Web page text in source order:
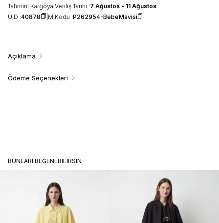
Tahmini Kargoya Veriliş Tarihi :7 Ağustos - 11 Ağustos
UID :40878 M.Kodu :P262954-BebeMavisi
Açıklama
Ödeme Seçenekleri
BUNLARI BEĞENEBILIRSIN